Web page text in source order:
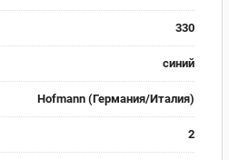
330
синий
Hofmann (Германия/Италия)
2